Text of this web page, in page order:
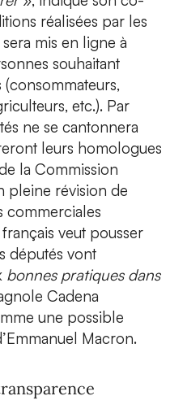
réalisées par les
mis en ligne à
souhaitant
etc.). Par
ne se cantonnera
leurs homologues
la Commission
pleine révision de
commerciales
veut pousser
députés vont
bonnes pratiques dans
Cadena
une possible
Macron.